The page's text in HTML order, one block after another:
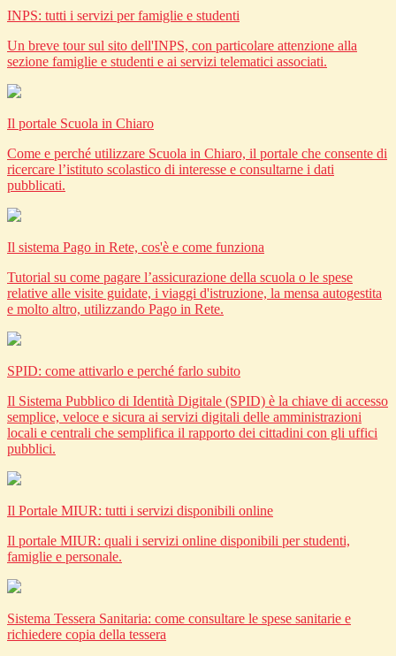
INPS: tutti i servizi per famiglie e studenti
Un breve tour sul sito dell'INPS, con particolare attenzione alla
sezione famiglie e studenti e ai servizi telematici associati.
Il portale Scuola in Chiaro
Come e perché utilizzare Scuola in Chiaro, il portale che consente di
ricercare l’istituto scolastico di interesse e consultarne i dati
pubblicati.
Il sistema Pago in Rete, cos'è e come funziona
Tutorial su come pagare l’assicurazione della scuola o le spese
relative alle visite guidate, i viaggi d'istruzione, la mensa autogestita
e molto altro, utilizzando Pago in Rete.
SPID: come attivarlo e perché farlo subito
Il Sistema Pubblico di Identità Digitale (SPID) è la chiave di accesso
semplice, veloce e sicura ai servizi digitali delle amministrazioni
locali e centrali che semplifica il rapporto dei cittadini con gli uffici
pubblici.
Il Portale MIUR: tutti i servizi disponibili online
Il portale MIUR: quali i servizi online disponibili per studenti,
famiglie e personale.
Sistema Tessera Sanitaria: come consultare le spese sanitarie e
richiedere copia della tessera